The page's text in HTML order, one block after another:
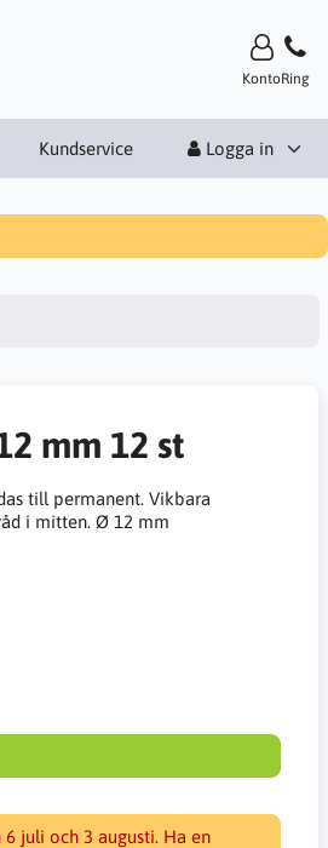
KontoRing
Kundservice Logga in
mm 12 st
till permanent. Vikbara
i mitten. Ø 12 mm
juli och 3 augusti. Ha en